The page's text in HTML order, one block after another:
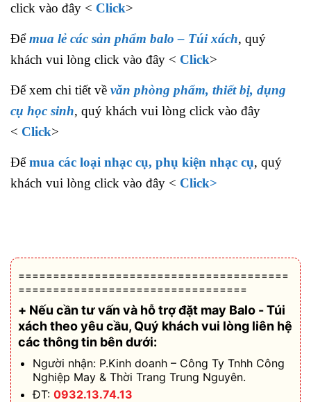
click vào đây < Click>
Đểmua lẻ các sản phẩm balo – Túi xách, quý
khách vui lòng click vào đây < Click>
Để xem chi tiết về văn phòng phẩm, thiết bị, dụng
cụ học sinh, quý khách vui lòng click vào đây
< Click>
Đểmua các loại nhạc cụ, phụ kiện nhạc cụ, quý
khách vui lòng click vào đây < Click>
=======================================
=================================
+ Nếu cần tư vấn và hỗ trợđặt may Balo - Túi
xách theo yêu cầu, Quý khách vui lòng liên hệ
các thông tin bên dưới:
Người nhận: P.Kinh doanh – Công Ty Tnhh Công
Nghiệp May & Thời Trang Trung Nguyên.
ĐT: 0932.13.74.13